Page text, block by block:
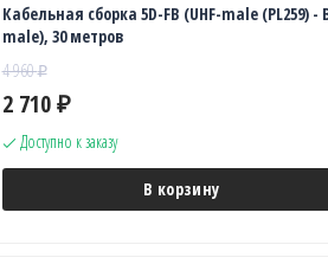
Кабельная сборка 5D-FB (UHF-male (PL259) -
male), 30 метров
4 960₽
2 710 ₽
Доступно к заказу
В корзину